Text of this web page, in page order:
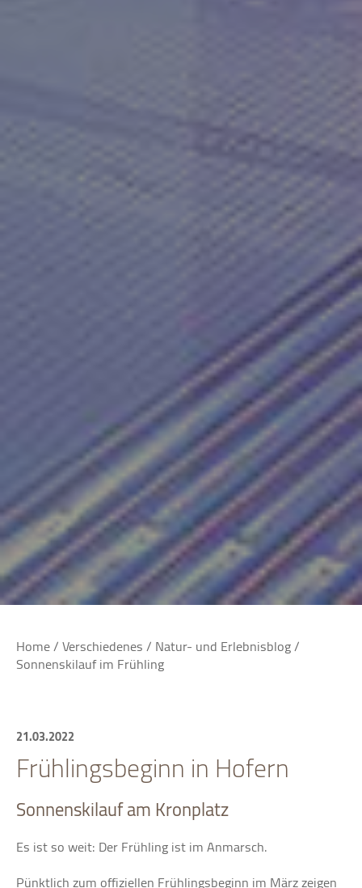
Home/Verschiedenes/ Natur- und Erlebnisblog/
Sonnenskilauf im Frühling
21.03.2022
Frühlingsbeginn in Hofern
Sonnenskilauf am Kronplatz
Es ist so weit: Der Frühling ist im Anmarsch.
Pünktlich zum offiziellen Frühlingsbeginn im März zeigen